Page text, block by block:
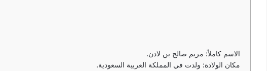
الاسم كاملاً: مريم صالح بن لادن.
مكان الولادة: ولدت في المملكة العربية السعودية.